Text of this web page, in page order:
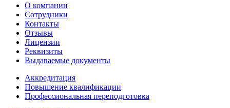
О компании
Сотрудники
Контакты
Отзывы
Лицензии
Реквизиты
Выдаваемые документы
Аккредитация
Повышение квалификации
Профессиональная переподготовка